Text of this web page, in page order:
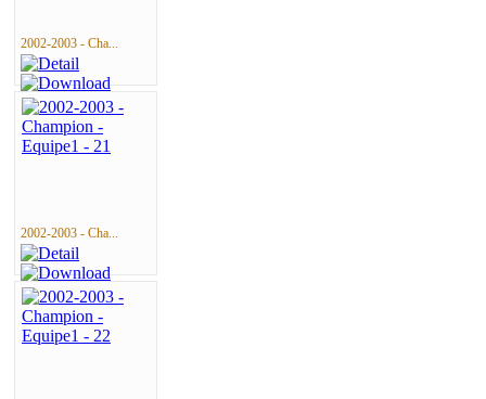
2002-2003 - Cha...
2002-2003 - Cha...